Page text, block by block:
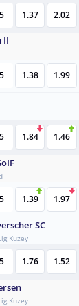
1.37 2.02
II
1.38 1.99
1.84 1.46
1.39 1.97
SC
Kuzey
1.76 1.52
Kuzey